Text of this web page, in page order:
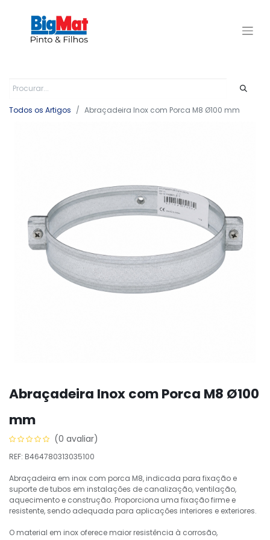
Todos os Artigos Abraçadeira Inox com Porca M8 Ø100 mm
Abraçadeira Inox com Porca M8 Ø100
mm
(0 avaliar)
REF: B464780313035100
Abraçadeira em inox com porca M8, indicada para fixação e
suporte de tubos em instalações de canalização, ventilação,
aquecimento e construção. Proporciona uma fixação firme e
resistente, sendo adequada para aplicações interiores e exteriores.
O material em inox oferece maior resistência à corrosão,